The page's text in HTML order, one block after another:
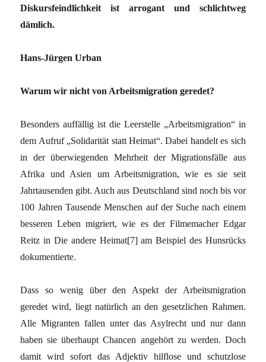
Diskursfeindlichkeit ist arrogant und schlichtweg
dämlich.
Hans-Jürgen Urban
Warum wir nicht von Arbeitsmigration geredet?
Besonders auffällig ist die Leerstelle „Arbeitsmigration“ in
dem Aufruf „Solidarität statt Heimat“. Dabei handelt es sich
in der überwiegenden Mehrheit der Migrationsfälle aus
Afrika und Asien um Arbeitsmigration, wie es sie seit
Jahrtausenden gibt. Auch aus Deutschland sind noch bis vor
100 Jahren Tausende Menschen auf der Suche nach einem
besseren Leben migriert, wie es der Filmemacher Edgar
Reitz in Die andere Heimat[7] am Beispiel des Hunsrücks
dokumentierte.
Dass so wenig über den Aspekt der Arbeitsmigration
geredet wird, liegt natürlich an den gesetzlichen Rahmen.
Alle Migranten fallen unter das Asylrecht und nur dann
haben sie überhaupt Chancen angehört zu werden. Doch
damit wird sofort das Adjektiv hilflose und schutzlose